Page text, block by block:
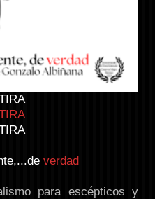
verdad
para escépticos y